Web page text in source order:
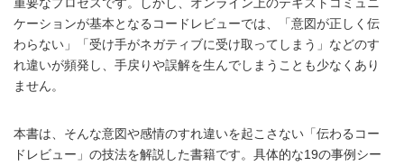
ケーションが基本となるコードレビューでは、「意図が正しく伝
わらない」「受け手がネガティブに受け取ってしまう」などのす
れ違いが頻発し、手戻りや誤解を生んでしまうことも少なくあり
ません。
本書は、そんな意図や感情のすれ違いを起こさない「伝わるコー
ドレビュー」の技法を解説した書籍です。具体的な19の事例シー